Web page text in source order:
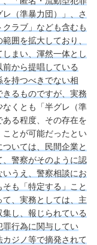
（準暴力団）」、さ
ラブ」なども含むも
囲を拡大しており、
まい、渾然一体とし
から提唱している
を持つべきでない相
るものですが、実務
なくとも「半グレ（準
る程度、その存在を
とが可能だったとい
ついては、民間企業と
、警察がそのように認
うえ、警察相談にお
も「特定する」こと
、実務としては、主
し、報じられている
行為に関与してい
ジノ等で摘発されて